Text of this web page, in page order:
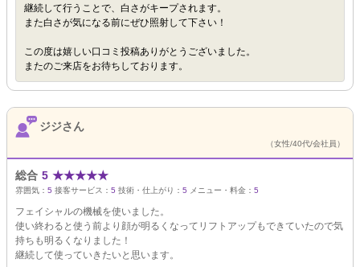
継続して行うことで、白さがキープされます。
また白さが気になる前にぜひ照射して下さい！
この度は嬉しい口コミ投稿ありがとうございました。
またのご来店をお待ちしております。
ジジさん
（女性/40代/会社員）
総合 5 ★★★★★
雰囲気： 5 接客サービス： 5 技術・仕上がり： 5 メニュー・料金： 5
フェイシャルの機械を使いました。
使い終わると使う前より顔が明るくなってリフトアップもできていたので気
持ちも明るくなりました！
継続して使っていきたいと思います。